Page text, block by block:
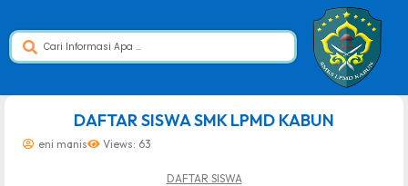
DAFTAR SISWA SMK LPMD KABUN
eni manis Views: 63
DAFTAR SISWA